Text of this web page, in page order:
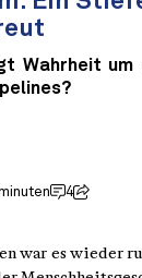
Wahrheit um
4
war es wieder